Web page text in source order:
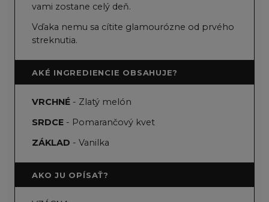
vami zostane celý deň.
Vďaka nemu sa cítite glamourózne od prvého
streknutia.
AKÉ INGREDIENCIE OBSAHUJE?
VRCHNÉ - Zlatý melón
SRDCE - Pomarančový kvet
ZÁKLAD - Vanilka
AKO JU OPÍSAŤ?